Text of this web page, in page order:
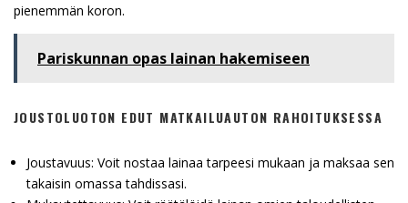
pienemmän koron.
Pariskunnan opas lainan hakemiseen
JOUSTOLUOTON EDUT MATKAILUAUTON RAHOITUKSESSA
Joustavuus: Voit nostaa lainaa tarpeesi mukaan ja maksaa sen
takaisin omassa tahdissasi.